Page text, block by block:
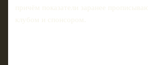
причём показатели заранее
клубом и спонсором.